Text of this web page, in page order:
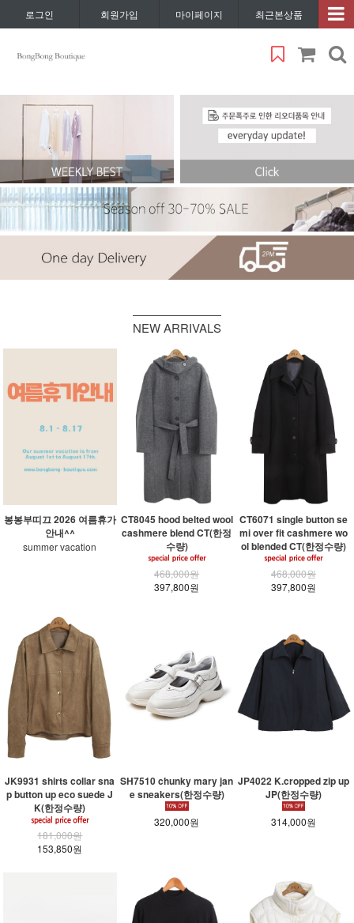
로그인 회원가입 마이페이지 최근본상품
NEW ARRIVALS
봉봉부띠끄 2026 여름휴가
안내^^
summer vacation
CT8045 hood belted wool
cashmere blend CT(한정
수량)
468,000원
397,800원
CT6071 single button se
mi over fit cashmere wo
ol blended CT(한정수량)
468,000원
397,800원
JK9931 shirts collar sna
p button up eco suede J
K(한정수량)
181,000원
153,850원
SH7510 chunky mary jan
e sneakers(한정수량)
320,000원
JP4022 K.cropped zip up
JP(한정수량)
314,000원